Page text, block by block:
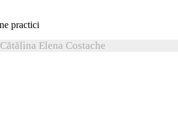
Cătălina Elena Costache